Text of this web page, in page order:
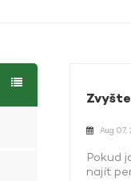
Aug 07,
Pokud
najít